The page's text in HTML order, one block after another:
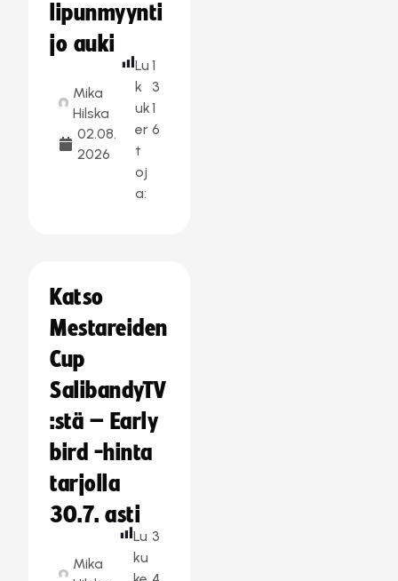
lipunmyynti
jo auki
Mika
Hilska
02.08.
2026
Lu
k
uk
er
t
oj
a:
1
3
1
6
Katso
Mestareiden
Cup
SalibandyTV
:stä – Early
bird -hinta
tarjolla
30.7. asti
Mika
Lu
ku
3